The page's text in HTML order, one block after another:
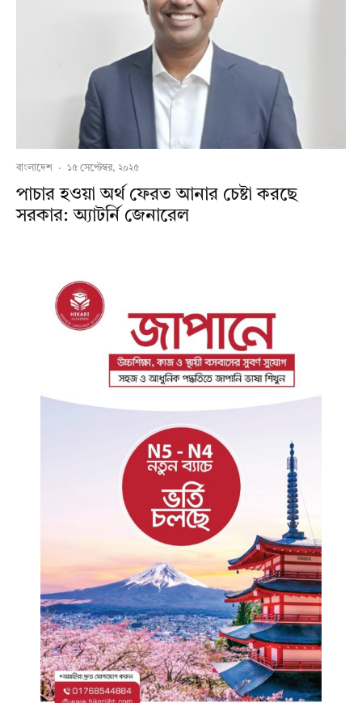
বাংলাদেশ · ১৫ সেপ্টেম্বর, ২০২৫
পাচার হওয়া অর্থ ফেরত আনার চেষ্টা করছে
সরকার: অ্যাটর্নি জেনারেল